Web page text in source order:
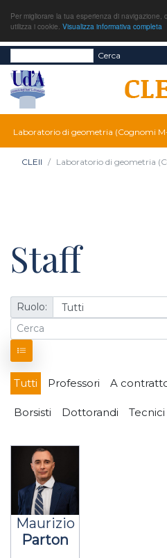
Per migliorare la tua esperienza di navigazione,
utilizza i cookie. Visualizza informativa completa
Cerca
Laboratorio di geometria (Cognomi
CLEII Laboratorio di geometria
Staff
Ruolo:
Tutti Professori A
Borsisti Dottorandi
Maurizio
Parton